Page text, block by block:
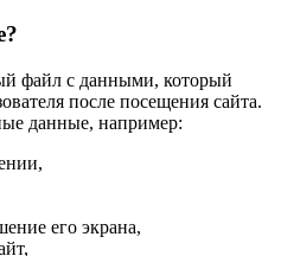
файл с данными, который
после посещения сайта.
данные, например:
его экрана,